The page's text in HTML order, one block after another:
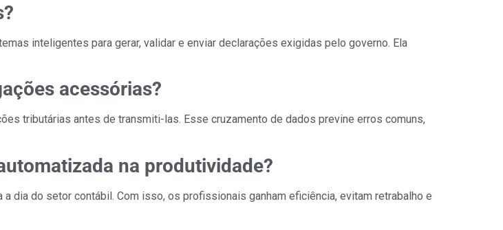
inteligentes para gerar, validar e enviar declarações exigidas pelo governo. Ela
acessórias?
tributárias antes de transmiti-las. Esse cruzamento de dados previne erros comuns,
na produtividade?
dia do setor contábil. Com isso, os profissionais ganham eficiência, evitam retrabalho e